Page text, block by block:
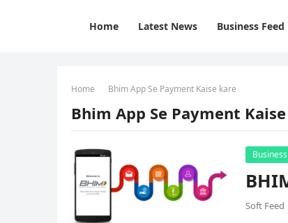
Home Latest News Business Feed
Home Bhim App Se Payment Kaise kare
Bhim App Se Payment
Soft Feed